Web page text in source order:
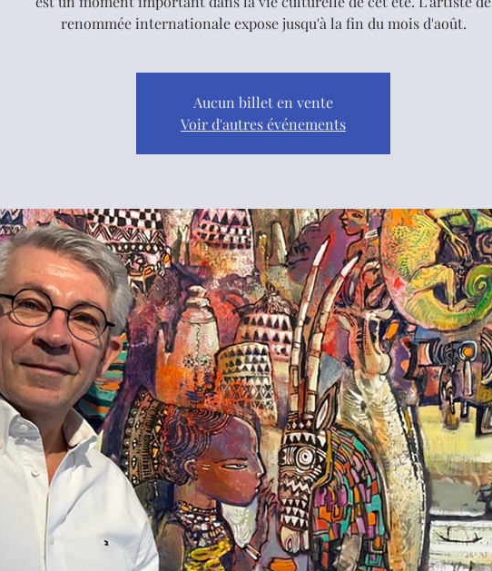
renommée internationale expose jusqu'à la fin du mois d'août.
Aucun billet en vente
Voir d'autres événements